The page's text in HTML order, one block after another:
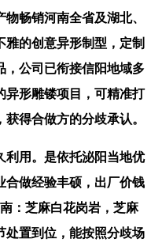
畅销河南全省及湖北、
的创意异形制型，定制
，公司已衔接信阳地域多
异形雕镂项目，可精准打
得合做方的分歧承认。
用。是依托泌阳当地优
合做经验丰硕，出厂价钱
：芝麻白花岗岩，芝麻
处置到位，能按照分歧场